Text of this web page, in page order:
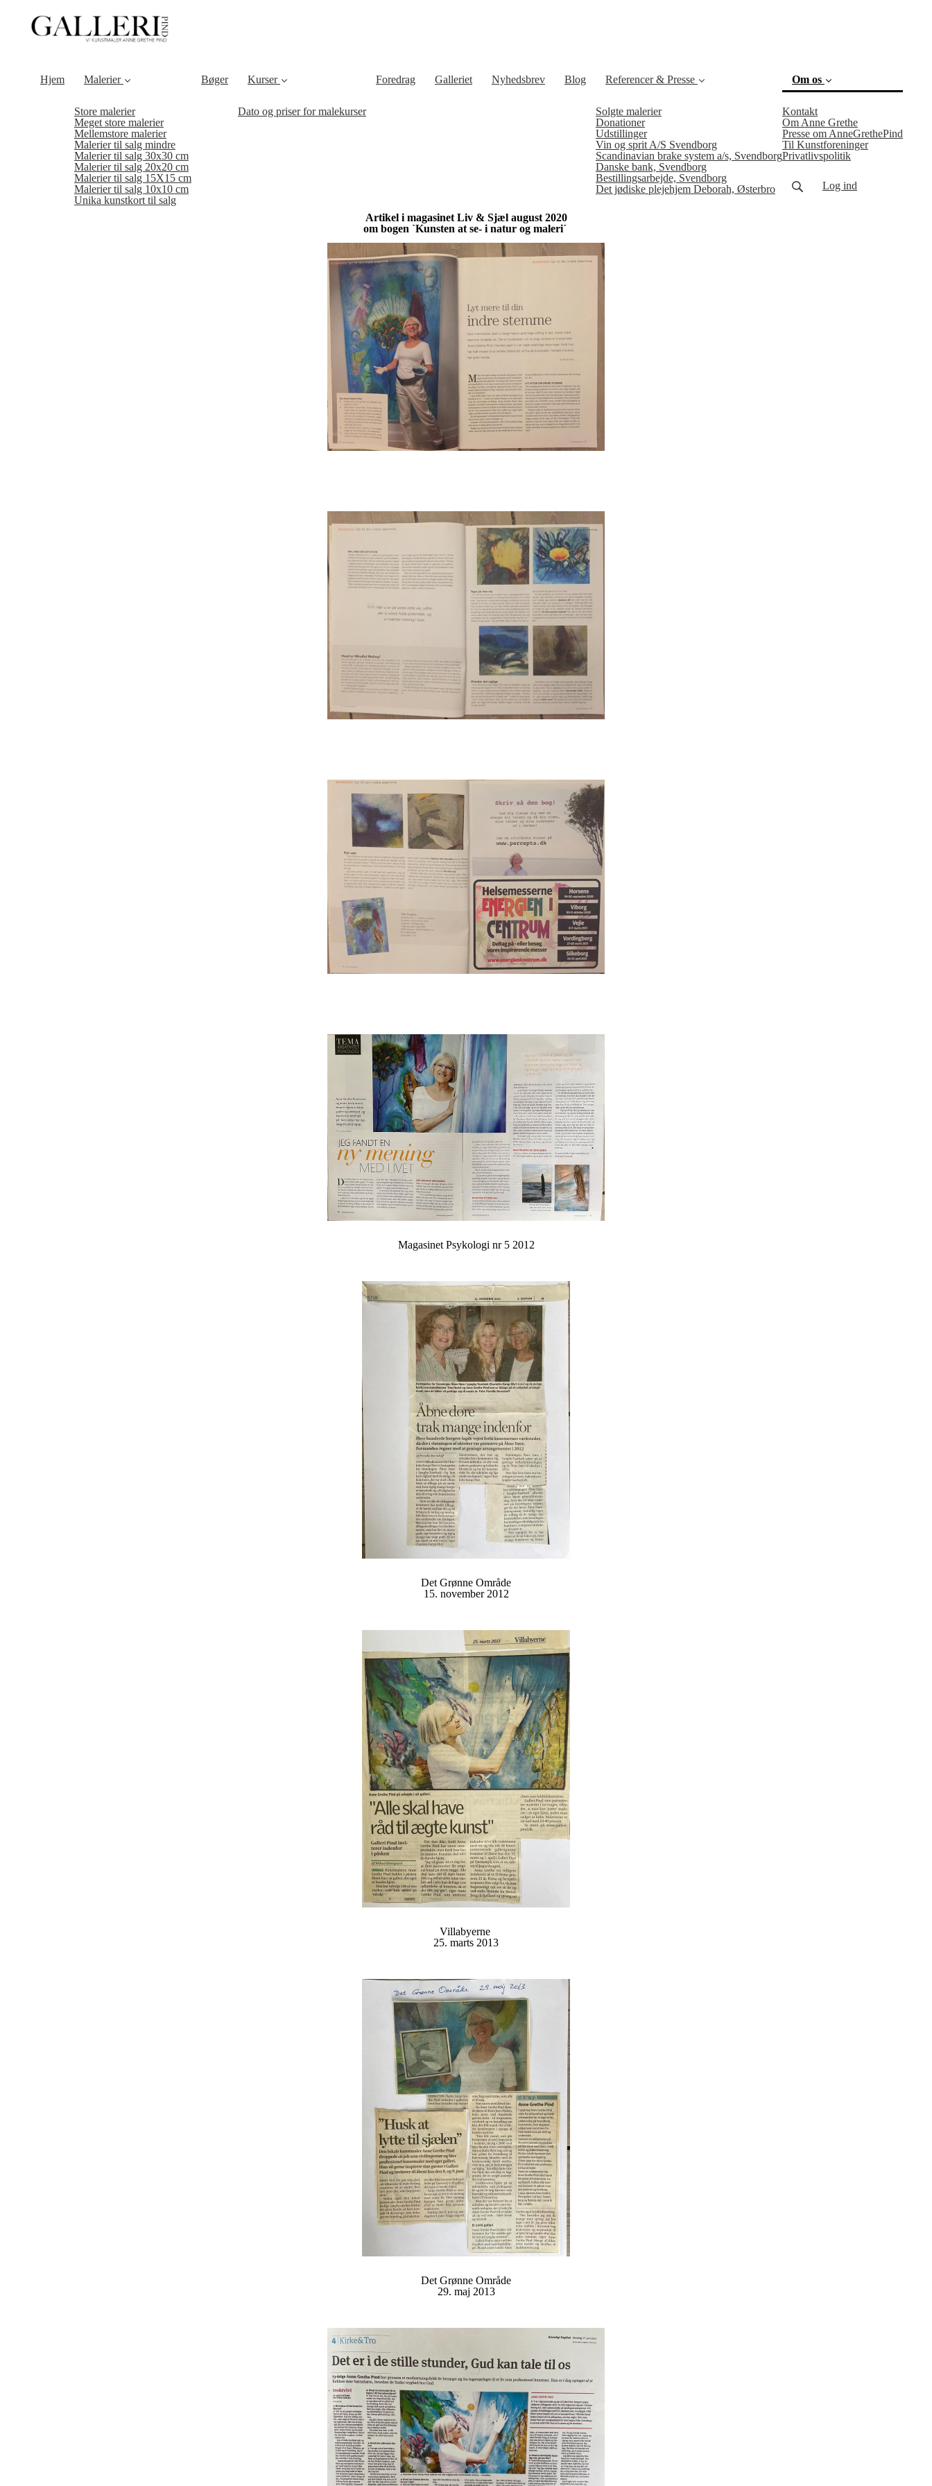
Hjem Malerier
Store malerier
Meget store malerier
Mellemstore malerier
Malerier til salg mindre
Malerier til salg 30x30 cm
Malerier til salg 20x20 cm
Malerier til salg 15X15 cm
Malerier til salg 10x10 cm
Unika kunstkort til salg
Bøger Kurser
Dato og priser for malekurser
Foredrag Galleriet Nyhedsbrev Blog Referencer & Presse
Solgte malerier
Donationer
Udstillinger
Vin og sprit A/S Svendborg
Scandinavian brake system a/s, Svendborg
Danske bank, Svendborg
Bestillingsarbejde, Svendborg
Det jødiske plejehjem Deborah, Østerbro
Om os
Kontakt
Om Anne Grethe
Presse om AnneGrethePind
Til Kunstforeninger
Privatlivspolitik
Log ind
Artikel i magasinet Liv & Sjæl august 2020
om bogen `Kunsten at se- i natur og maleri´
Magasinet Psykologi nr 5 2012
Det Grønne Område
15. november 2012
Villabyerne
25. marts 2013
Det Grønne Område
29. maj 2013